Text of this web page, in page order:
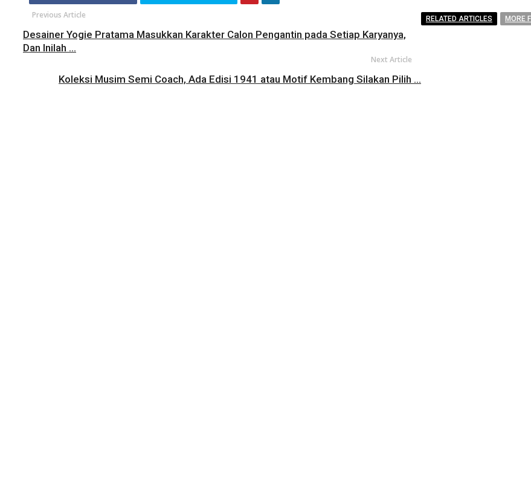
Previous Article
Desainer Yogie Pratama Masukkan Karakter Calon Pengantin pada Setiap Karyanya,
Dan Inilah ...
Next Article
Koleksi Musim Semi Coach, Ada Edisi 1941 atau Motif Kembang Silakan Pilih ...
RELATED ARTICLES MORE